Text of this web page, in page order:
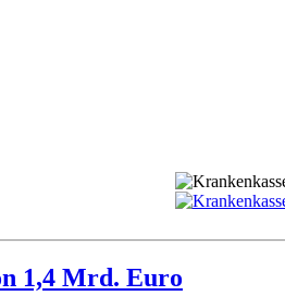
1,4 Mrd. Euro